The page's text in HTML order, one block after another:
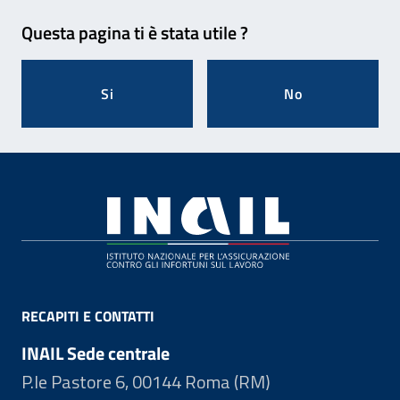
Questa pagina ti è stata utile ?
Si No
RECAPITI E CONTATTI
INAIL Sede centrale
P.le Pastore 6, 00144 Roma (RM)